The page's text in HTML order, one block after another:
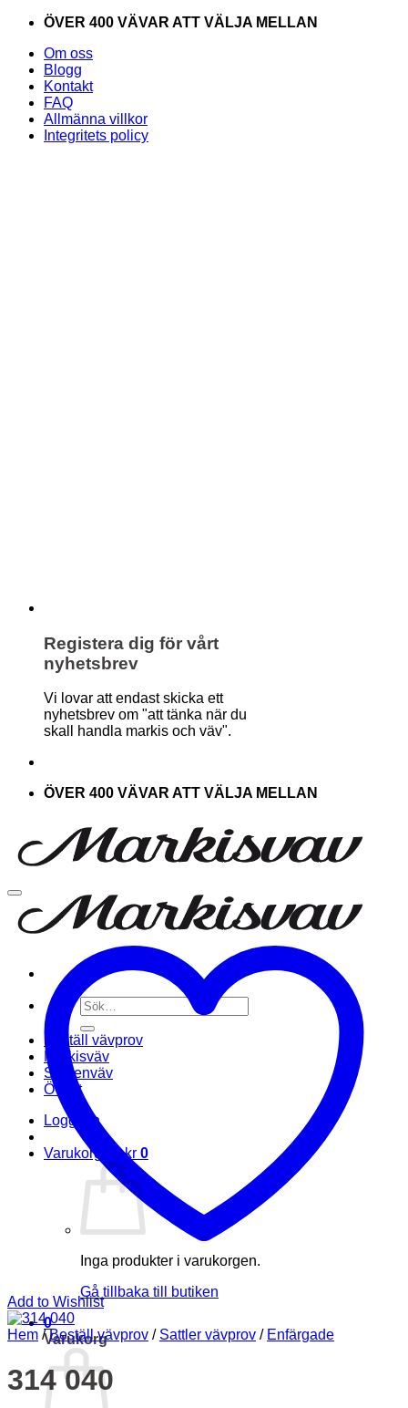
Skip
content
ÖVER 400 VÄVAR ATT VÄLJA MELLAN
Om oss
Blogg
Kontakt
FAQ
Allmänna villkor
Integritets policy
Registera dig för vårt
nyhetsbrev
Vi lovar att endast skicka ett
nyhetsbrev om "att tänka när du
skall handla markis och väv".
ÖVER 400 VÄVAR ATT VÄLJA MELLAN
Sök
efter:
Beställ vävprov
Markisväv
Screenväv
Övrigt
Logga in
Varukorg / 0kr 0
Inga produkter i varukorgen.
Gå tillbaka till butiken
0
Varukorg
Add to Wishlist
Hem / Beställ vävprov / Sattler vävprov / Enfärgade
314 040